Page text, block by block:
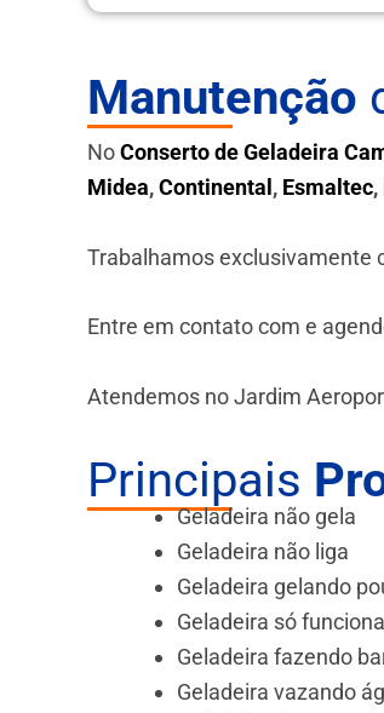
Manutenção
NoConserto de Geladeira
Midea,Continental , Esmaltec,
Trabalhamos exclusivamente
Entre em contato com e
Atendemos no Jardim
Principais
Geladeira não gela
Geladeira não liga
Geladeira gelando
Geladeira só
Geladeira fazendo
Geladeira vazando